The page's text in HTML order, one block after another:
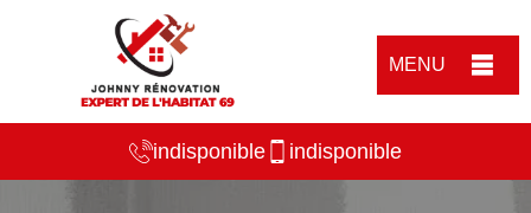
MENU
indisponible indisponible